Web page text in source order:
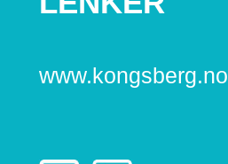
www.kongsberg.no